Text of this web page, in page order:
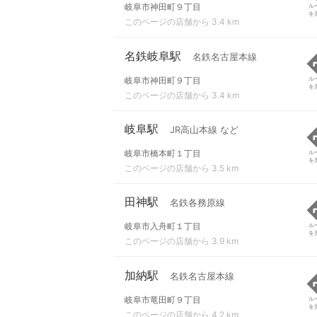
岐阜市神田町９丁目
このページの店舗から 3.4 km
ル
を
名鉄岐阜駅 名鉄名古屋本線
岐阜市神田町９丁目
このページの店舗から 3.4 km
ル
を
岐阜駅 JR高山本線 など
岐阜市橋本町１丁目
このページの店舗から 3.5 km
ル
を
田神駅 名鉄各務原線
岐阜市入舟町１丁目
このページの店舗から 3.9 km
ル
を
加納駅 名鉄名古屋本線
岐阜市竜田町９丁目
このページの店舗から 4.2 km
ル
を